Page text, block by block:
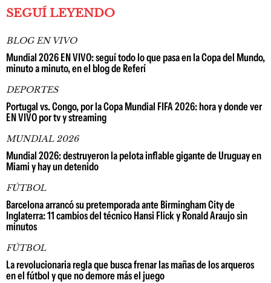
SEGUÍ LEYENDO
BLOG EN VIVO
Mundial 2026 EN VIVO: seguí todo lo que pasa en la Copa del Mundo,
minuto a minuto, en el blog de Referí
DEPORTES
Portugal vs. Congo, por la Copa Mundial FIFA 2026: hora y donde ver
EN VIVO por tv y streaming
MUNDIAL 2026
Mundial 2026: destruyeron la pelota inflable gigante de Uruguay en
Miami y hay un detenido
FÚTBOL
Barcelona arrancó su pretemporada ante Birmingham City de
Inglaterra: 11 cambios del técnico Hansi Flick y Ronald Araujo sin
minutos
FÚTBOL
La revolucionaria regla que busca frenar las mañas de los arqueros
en el fútbol y que no demore más el juego